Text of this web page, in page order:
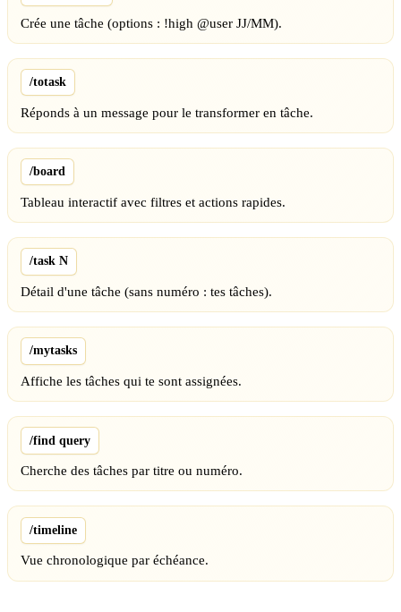
Crée une tâche (options : !high @user JJ/MM).
/totask
Réponds à un message pour le transformer en tâche.
/board
Tableau interactif avec filtres et actions rapides.
/task N
Détail d'une tâche (sans numéro : tes tâches).
/mytasks
Affiche les tâches qui te sont assignées.
/find query
Cherche des tâches par titre ou numéro.
/timeline
Vue chronologique par échéance.